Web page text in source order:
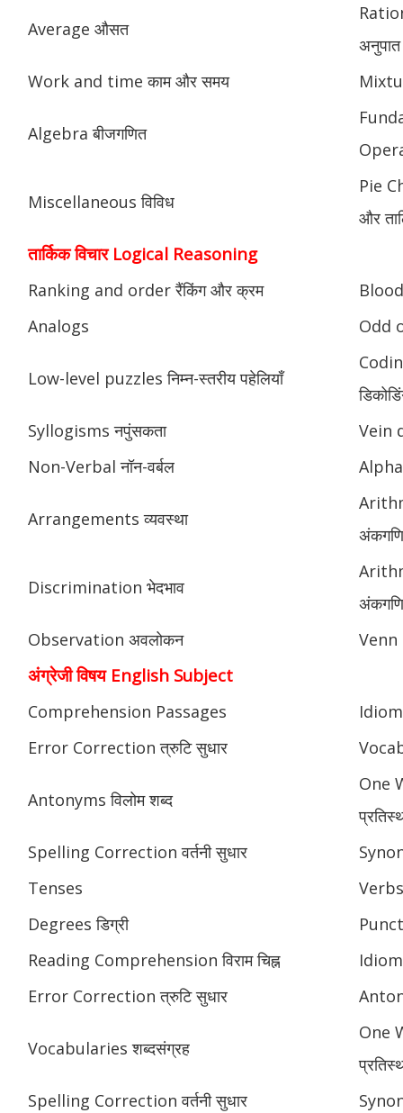
Average औसत
अनुपात
Work and time काम और समय
Algebra बीजगणित
Miscellaneous विविध
Pie
और
तार्किक विचार Logical Reasoning
Ranking and order रैंकिंग और क्रम
Analogs
Odd
Low-level puzzles निम्न-स्तरीय पहेलियाँ
Syllogisms नपुंसकता
Vein
Non-Verbal नॉन-वर्बल
Arrangements व्यवस्था
Discrimination भेदभाव
Observation अवलोकन
अंग्रेजी विषय English Subject
Comprehension Passages
Error Correction त्रुटि सुधार
Antonyms विलोम शब्द
One
Spelling Correction वर्तनी सुधार
Tenses
Degrees डिग्री
Reading Comprehension विराम चिह्न
Error Correction त्रुटि सुधार
Vocabularies शब्दसंग्रह
One
Spelling Correction वर्तनी सुधार